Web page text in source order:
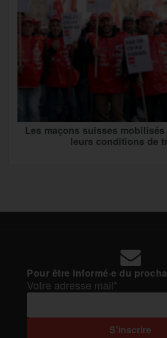
Les maçons suisses
leurs conditions de
Pour être informé·e du
Votre adresse mail*